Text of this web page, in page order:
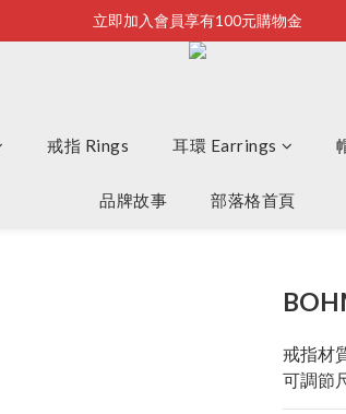
Bonjour~
立即加入會員享有100元購物金
全店滿2500即享免運
戒指 Rings 耳環 Earrings
品牌故事 部落格首頁
戒指材
可調節